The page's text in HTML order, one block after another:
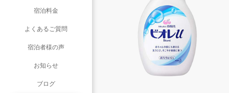
宿泊料金
よくあるご質問
宿泊者様の声
お知らせ
ブログ